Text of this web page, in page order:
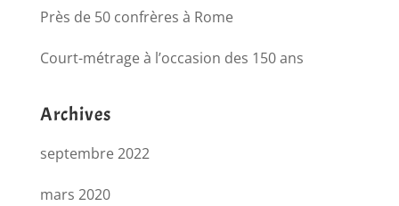
Près de 50 confrères à Rome
Court-métrage à l’occasion des 150 ans
Archives
septembre 2022
mars 2020